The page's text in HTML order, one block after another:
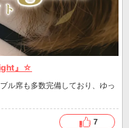
』☆
ル席も多数完備しており、ゆっ
7